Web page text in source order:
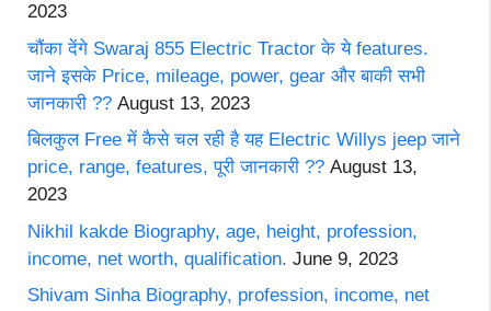
2023
चौंका देंगे Swaraj 855 Electric Tractor के ये features.
जाने इसके Price, mileage, power, gear और बाकी सभी
जानकारी ?? August 13, 2023
बिलकुल Free में कैसे चल रही है यह Electric Willys jeep जाने
price, range, features, पूरी जानकारी ?? August 13,
2023
Nikhil kakde Biography, age, height, profession,
income, net worth, qualification. June 9, 2023
Shivam Sinha Biography, profession, income, net